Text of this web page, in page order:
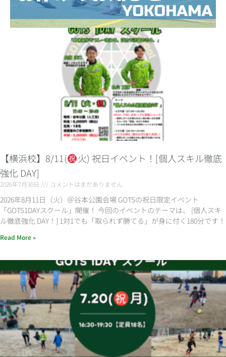
【横浜校】8/11(
火) 祝日イベント！[個人スキル徹底
強化 DAY]
2026年7月30日 コメントはまだありません
2026年8月11日（火）＠谷本公園会場 GOTSの祝日限定イベント
「GOTS1DAYスクール」開催！ 今回のイベントのテーマは、 [個人スキ
ル徹底強化 DAY！] 1対1でも「取られず勝てる」が身に付く180分です！
Read More »